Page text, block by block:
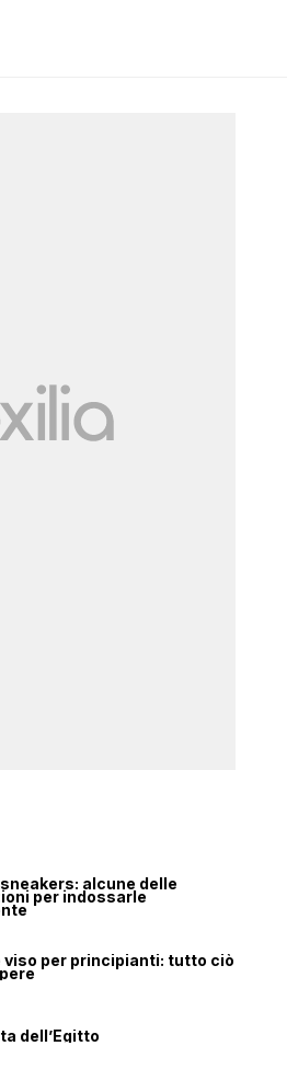
alcune delle
per indossarle
viso per principianti: tutto ciò
dell’Egitto